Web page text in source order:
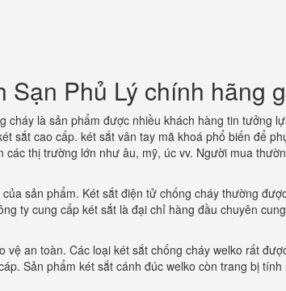
Phủ Lý chính hãng
cháy là sản phẩm được nhiều khách hàng tin tưởng
sắt cao cấp. két sắt vân tay mã khoá phổ biến để
thị trường lớn như âu, mỹ, úc vv. Người mua
sản phẩm. Két sắt điện tử chống cháy thường
ty cung cấp két sắt là đại chỉ hàng đầu chuyên
an toàn. Các loại két sắt chống cháy welko rất
Sản phẩm két sắt cánh đúc welko còn trang bị